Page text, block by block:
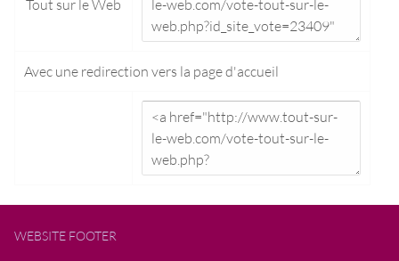
Tout sur le Web
Avec une redirection vers la page d'accueil
WEBSITE FOOTER